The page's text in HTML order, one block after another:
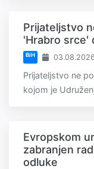
Prijateljstvo
'Hrabro srce'
BiH
Prijateljstvo ne
kojom je
Evropskom
zabranjen
odluke